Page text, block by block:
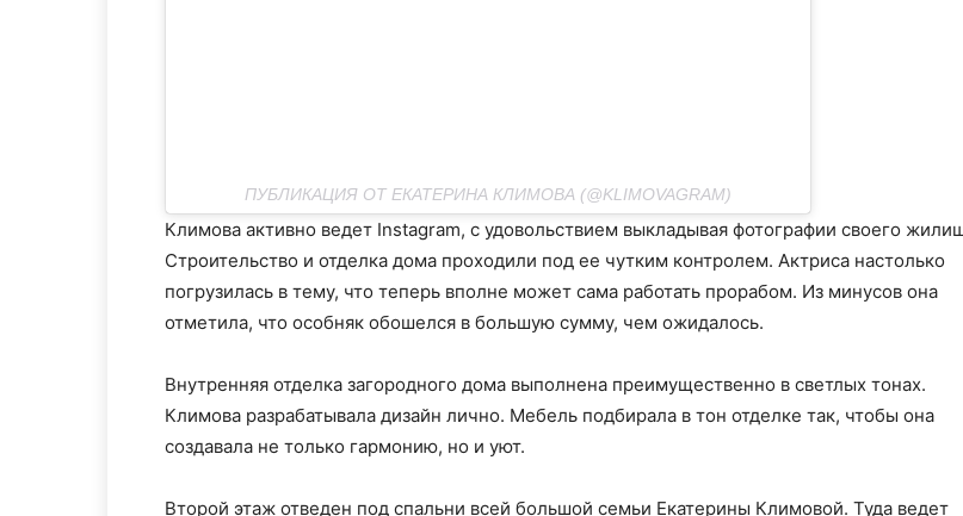
ПУБЛИКАЦИЯ ОТ ЕКАТЕРИНА КЛИМОВА (@KLIMOVAGRAM)
Климова активно ведет Instagram, с удовольствием выкладывая фотографии своего
Строительство и отделка дома проходили под ее чутким контролем. Актриса настолько
погрузилась в тему, что теперь вполне может сама работать прорабом. Из минусов она
отметила, что особняк обошелся в большую сумму, чем ожидалось.
Внутренняя отделка загородного дома выполнена преимущественно в светлых тонах.
Климова разрабатывала дизайн лично. Мебель подбирала в тон отделке так, чтобы она
создавала не только гармонию, но и уют.
Второй этаж отведен под спальни всей большой семьи Екатерины Климовой. Туда ведет